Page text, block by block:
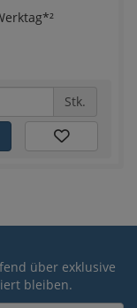
Stk.
über exklusive
bleiben.